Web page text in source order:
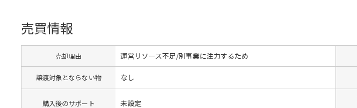
売買情報
売却理由 運営リソース不足/別事業に注力するため
譲渡対象とならない物 なし
購入後のサポート 未設定